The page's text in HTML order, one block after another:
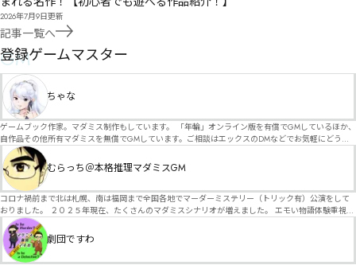
2026年7月9日更新
記事一覧へ
GM
登録ゲームマスター
ちゃな
ゲームブック作家。マダミス制作もしています。 「年輪」オンライン版を有償でGMしているほか、
自作品その他所有マダミスを無償でGMしています。ご相談はエックスのDMなどでお気軽にどう
ぞ。
むらっち＠本格推理マダミスGM
コロナ禍前まで北は札幌、南は福岡まで全国各地でマーダーミステリー（トリック有）公演をして
おりました。 ２０２５年現在、たくさんのマダミスシナリオが増えました。 エモい物語体験重視の
シナリオがマダミス・マーダーミステリーというジャンル名でたくさんあるため、そのようなシナ
リオは簡単に遊べます。 しかし、２～３時間ずっと考え＆議論して、見たことないトリックが解け
る閃きや犯人として逃げ切る楽しみのある本格推理マーダーミステリーを見つけることが難しくな
劇団ですわ